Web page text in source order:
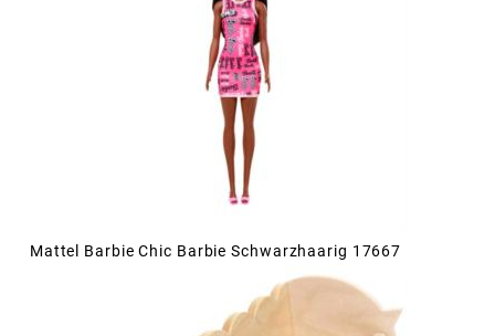
Mattel Barbie Chic Barbie Schwarzhaarig 17667